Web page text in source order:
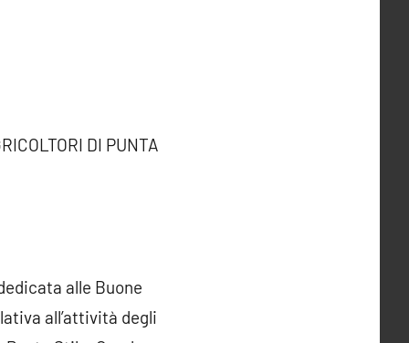
DI PUNTA
alle Buone
all’attività degli